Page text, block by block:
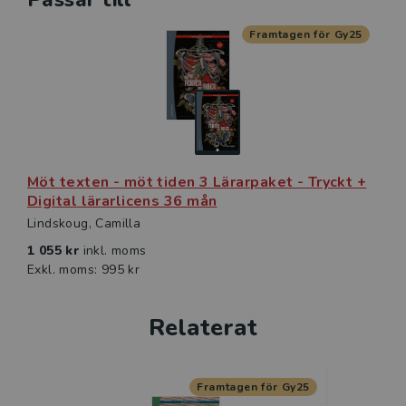
Möt texten - möt tiden 3 Lärarpaket - Tryckt +
Digital lärarlicens 36 mån
Lindskoug, Camilla
1 055 kr inkl. moms
Exkl. moms: 995 kr
Framtagen för Gy25
Relaterat
Framtagen för Gy25